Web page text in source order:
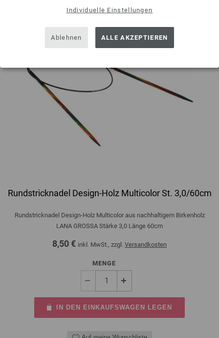
Individuelle Einstellungen
Ablehnen ALLE AKZEPTIEREN
Rundstricknadel Design-Holz Multicolor St. 3,0/60cm
Rundstricknadel Design-Holz Multicolor aus nachhaltigem Birkenholz
LANA GROSSA Stärke 3,0 Länge 60cm
8,50 € inkl. MwSt., zzgl. Versandkosten
MENGE
IN DEN EINKAUFSWAGEN LEGEN